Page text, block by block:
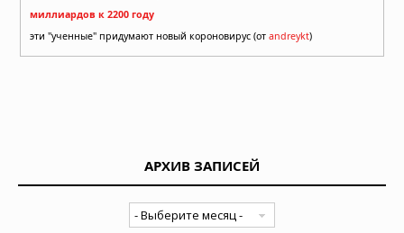
миллиардов к 2200 году
эти "ученные" придумают новый короновирус (от andreykt)
АРХИВ ЗАПИСЕЙ